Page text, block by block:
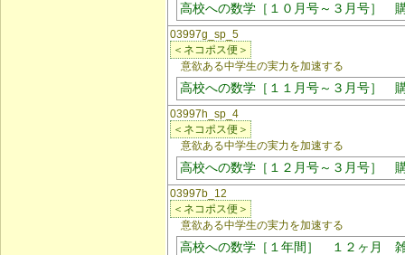
高校への数学［１０月号～３月号］
03997g_sp_5
＜ネコポス便＞
意欲ある中学生の実力を加速する
高校への数学［１１月号～３月号］
03997h_sp_4
＜ネコポス便＞
意欲ある中学生の実力を加速する
高校への数学［１２月号～３月号］
03997b_12
＜ネコポス便＞
意欲ある中学生の実力を加速する
高校への数学［１年間］ １２ヶ月